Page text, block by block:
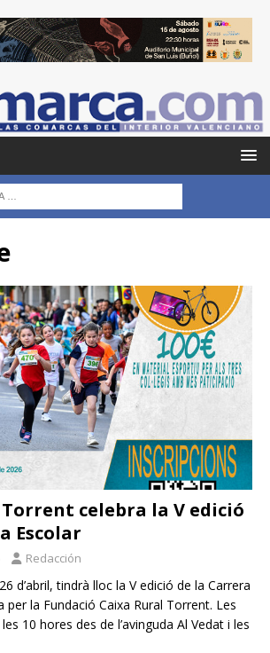
celebra la V edició
Escolar
Redacción
d’abril, tindrà lloc la V edició de la Carrera
per la Fundació Caixa Rural Torrent. Les
10 hores des de l’avinguda Al Vedat i les